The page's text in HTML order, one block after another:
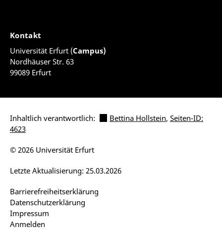
Kontakt
Universität Erfurt (Campus)
Nordhäuser Str. 63
99089 Erfurt
Inhaltlich verantwortlich: Bettina Hollstein, Seiten-ID:
4623
Barrierefreiheitserklärung
Datenschutzerklärung
Impressum
Anmelden
Letzte Aktualisierung: 25.03.2026
© 2026 Universität Erfurt